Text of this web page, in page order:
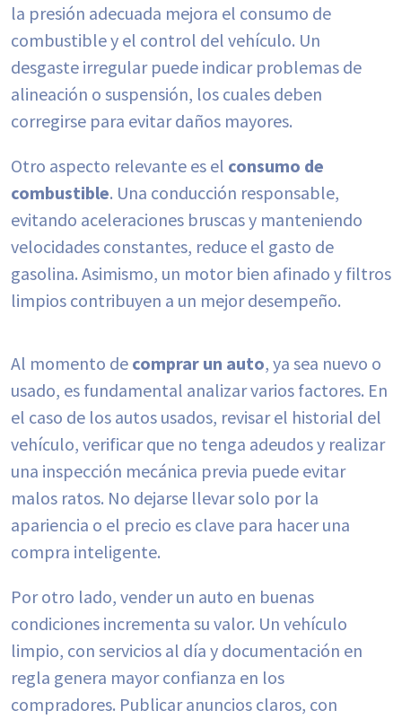
la presión adecuada mejora el consumo de
combustible y el control del vehículo. Un
desgaste irregular puede indicar problemas de
alineación o suspensión, los cuales deben
corregirse para evitar daños mayores.
Otro aspecto relevante es el consumo de
combustible. Una conducción responsable,
evitando aceleraciones bruscas y manteniendo
velocidades constantes, reduce el gasto de
gasolina. Asimismo, un motor bien afinado y filtros
limpios contribuyen a un mejor desempeño.
Al momento de comprar un auto, ya sea nuevo o
usado, es fundamental analizar varios factores. En
el caso de los autos usados, revisar el historial del
vehículo, verificar que no tenga adeudos y realizar
una inspección mecánica previa puede evitar
malos ratos. No dejarse llevar solo por la
apariencia o el precio es clave para hacer una
compra inteligente.
Por otro lado, vender un auto en buenas
condiciones incrementa su valor. Un vehículo
limpio, con servicios al día y documentación en
regla genera mayor confianza en los
compradores. Publicar anuncios claros, con